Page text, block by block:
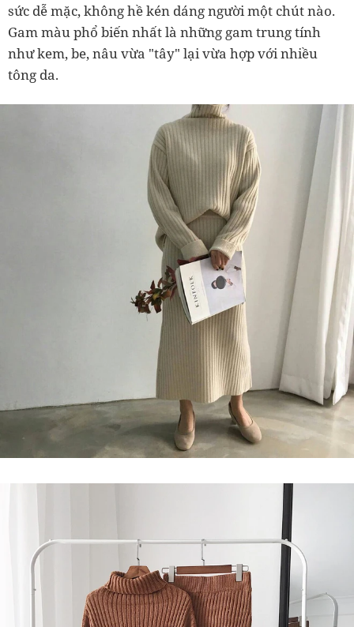
sức dễ mặc, không hề kén dáng người một chút nào.
Gam màu phổ biến nhất là những gam trung tính
như kem, be, nâu vừa "tây" lại vừa hợp với nhiều
tông da.